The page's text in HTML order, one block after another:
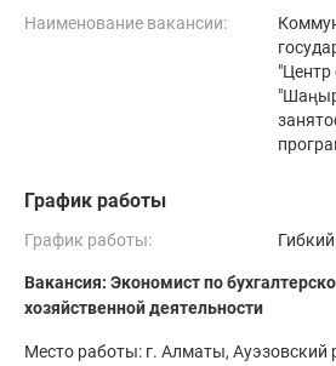
Наименование вакансии:
"Центр
График работы
График работы:
Вакансия: Экономист по
хозяйственной деятельности
Место работы: г. Алматы, Ауэзовский